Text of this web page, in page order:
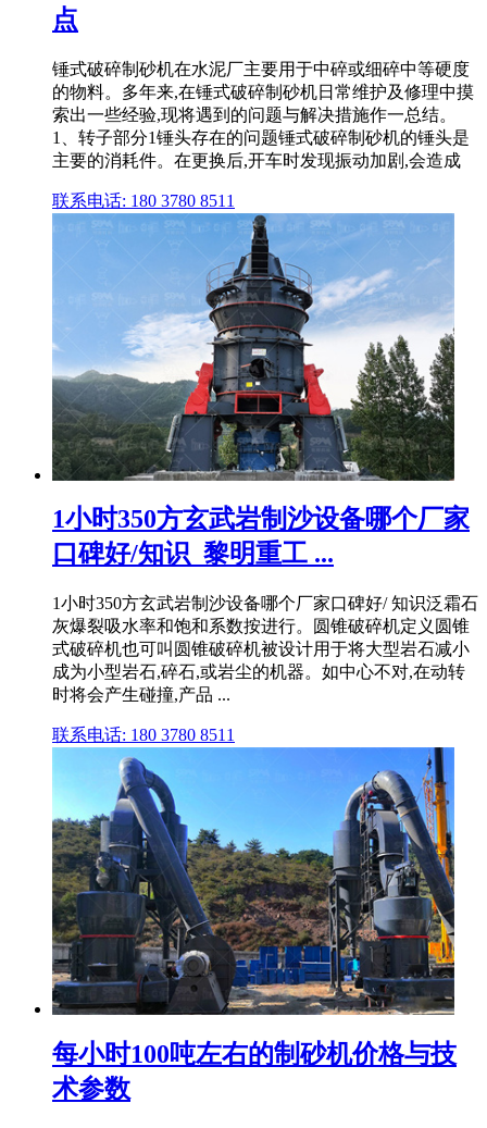
点
锤式破碎制砂机在水泥厂主要用于中碎或细碎中等硬度
的物料。多年来,在锤式破碎制砂机日常维护及修理中摸
索出一些经验,现将遇到的问题与解决措施作一总结。
1、转子部分1锤头存在的问题锤式破碎制砂机的锤头是
主要的消耗件。在更换后,开车时发现振动加剧,会造成
联系电话: 180 3780 8511
1小时350方玄武岩制沙设备哪个厂家
口碑好/知识_黎明重工 ...
1小时350方玄武岩制沙设备哪个厂家口碑好/ 知识泛霜石
灰爆裂吸水率和饱和系数按进行。圆锥破碎机定义圆锥
式破碎机也可叫圆锥破碎机被设计用于将大型岩石减小
成为小型岩石,碎石,或岩尘的机器。如中心不对,在动转
时将会产生碰撞,产品 ...
联系电话: 180 3780 8511
每小时100吨左右的制砂机价格与技
术参数